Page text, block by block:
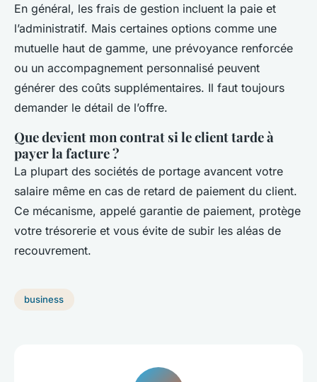
En général, les frais de gestion incluent la paie et
l’administratif. Mais certaines options comme une
mutuelle haut de gamme, une prévoyance renforcée
ou un accompagnement personnalisé peuvent
générer des coûts supplémentaires. Il faut toujours
demander le détail de l’offre.
Que devient mon contrat si le client tarde à
payer la facture ?
La plupart des sociétés de portage avancent votre
salaire même en cas de retard de paiement du client.
Ce mécanisme, appelé garantie de paiement, protège
votre trésorerie et vous évite de subir les aléas de
recouvrement.
business